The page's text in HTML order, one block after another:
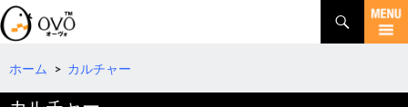
検
索
コ
テホーム > カルチャー